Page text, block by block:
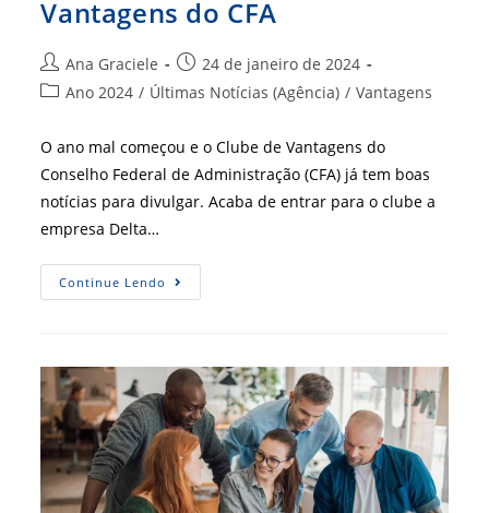
Vantagens do CFA
Autor
do
Ana Graciele
Post
publicado:
24 de janeiro de 2024
Categoria
post:
Ano 2024 / Últimas Notícias (Agência) / Vantagens
O ano mal começou e o Clube de Vantagens do
Conselho Federal de Administração (CFA) já tem boas
notícias para divulgar. Acaba de entrar para o clube a
empresa Delta…
Continue Lendo Delta+
Serviços
Do
Clube
De
Vantagens
Do
CFA